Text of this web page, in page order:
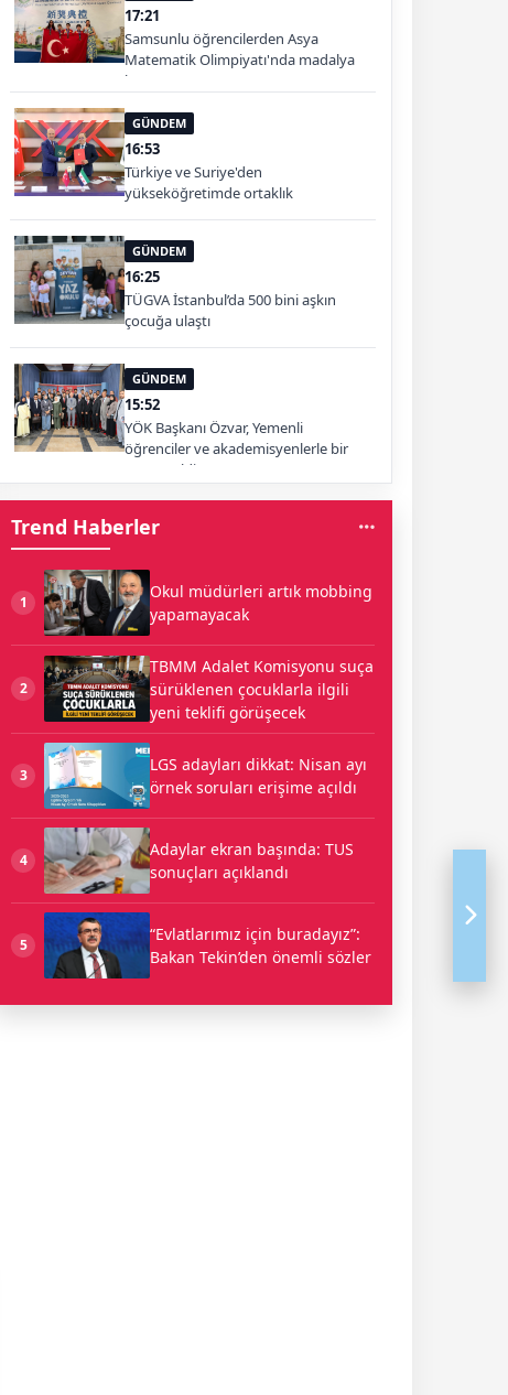
17:21
Samsunlu öğrencilerden Asya
Matematik Olimpiyatı'nda madalya
başarısı
GÜNDEM
16:53
Türkiye ve Suriye'den
yükseköğretimde ortaklık
GÜNDEM
16:25
TÜGVA İstanbul’da 500 bini aşkın
çocuğa ulaştı
GÜNDEM
15:52
YÖK Başkanı Özvar, Yemenli
öğrenciler ve akademisyenlerle bir
araya geldi
Trend Haberler
1
Okul müdürleri artık mobbing
yapamayacak
2
TBMM Adalet Komisyonu suça
sürüklenen çocuklarla ilgili
yeni teklifi görüşecek
3
LGS adayları dikkat: Nisan ayı
örnek soruları erişime açıldı
4
Adaylar ekran başında: TUS
sonuçları açıklandı
5
“Evlatlarımız için buradayız”:
Bakan Tekin’den önemli sözler